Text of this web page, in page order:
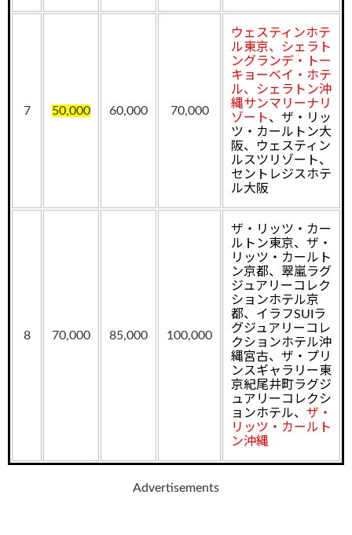
7 50,000 60,000 70,000
ウェスティンホテ
ル東京、シェラト
ングランデ・トー
キョーベイ・ホテ
ル、シェラトン沖
縄サンマリーナリ
ゾート、 ザ・リッ
ツ・カールトン大
阪、ウェスティン
ルスツリゾート、
セントレジスホテ
ル大阪
8 70,000 85,000 100,000
ザ・リッツ・カー
ルトン東京、ザ・
リッツ・カールト
ン京都、翠嵐ラグ
ジュアリーコレク
ションホテル京
都、イラフSUIラ
グジュアリーコレ
クションホテル沖
縄宮古、ザ・プリ
ンスギャラリー東
京紀尾井町ラグジ
ュアリーコレクシ
ョンホテル、 ザ・
リッツ・カールト
ン沖縄
Advertisements